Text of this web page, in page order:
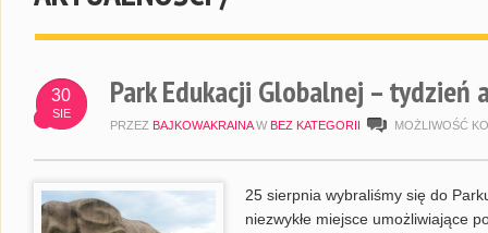
30
SIE
Park Edukacji Globalnej – tydzień
PRZEZ BAJKOWAKRAINA W BEZ KATEGORII MOŻLIWOŚĆ
25 sierpnia wybraliśmy się do
niezwykłe miejsce umożliwiające